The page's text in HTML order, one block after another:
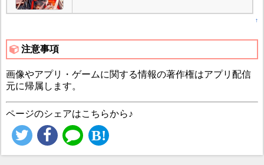
↑
注意事項
画像やアプリ・ゲームに関する情報の著作権はアプリ配信
元に帰属します。
ページのシェアはこちらから♪